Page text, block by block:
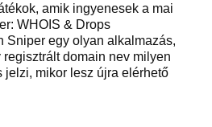
amik ingyenesek a mai
WHOIS & Drops
Sniper egy olyan alkalmazás,
domain nev milyen
jelzi, mikor lesz újra elérhető